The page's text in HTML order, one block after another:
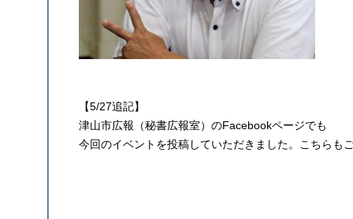
【5/27追記】
津山市広報（秘書広報室）のFacebookページでも
今回のイベントを投稿していただきました。こちらも